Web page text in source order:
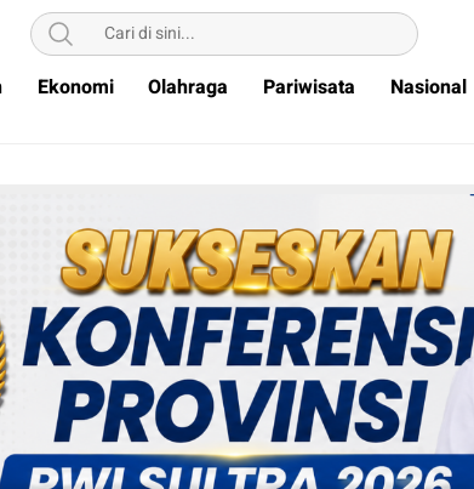
Ekonomi Olahraga Pariwisata Nasional